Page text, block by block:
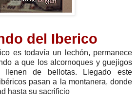
del Iberico
es todavía un lechón, permanece
a que los alcornoques y guejigos
de bellotas. Llegado este
pasan a la montanera, donde
hasta su sacrificio